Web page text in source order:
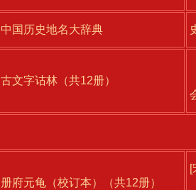
中国历史地名大辞典
古文字诂林（共12册）
册府元龟（校订本）（共12册）